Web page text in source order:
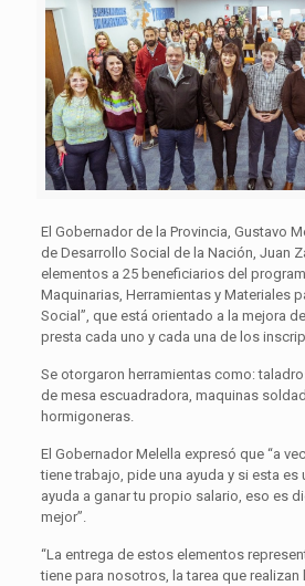
El Gobernador de la Provincia, Gustavo
de Desarrollo Social de la Nación, Juan
elementos a 25 beneficiarios del
Maquinarias, Herramientas y Materiales
Social”, que está orientado a la mejora
presta cada uno y cada una de los
Se otorgaron herramientas como:
de mesa escuadradora, maquinas
hormigoneras.
El Gobernador Melella expresó que “a
tiene trabajo, pide una ayuda y si esta es
ayuda a ganar tu propio salario, eso es
mejor”.
“La entrega de estos elementos
tiene para nosotros, la tarea que